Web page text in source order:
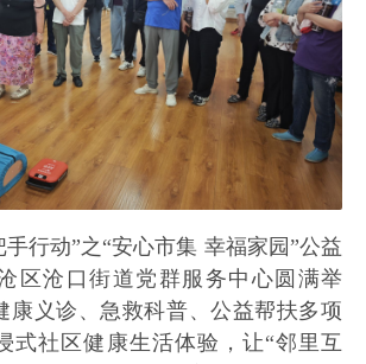
手行动”之“安心市集 幸福家园”公益
区沧口街道党群服务中心圆满举
康义诊、急救科普、公益帮扶多项
式社区健康生活体验，让“邻里互